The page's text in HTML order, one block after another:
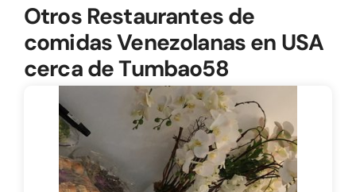
Otros Restaurantes de
comidas Venezolanas en USA
cerca de Tumbao58